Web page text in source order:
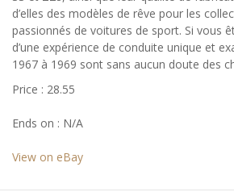
d’elles des modèles de rêve pour les
passionnés de voitures de sport. Si vous
d’une expérience de conduite unique et
1967 à 1969 sont sans aucun doute des
Price : 28.55
Ends on : N/A
View on eBay